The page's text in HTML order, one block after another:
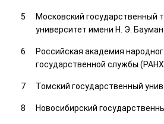
Московский государственный
университет имени Н. Э.
Российская академия
государственной службы
Томский государственный
Новосибирский